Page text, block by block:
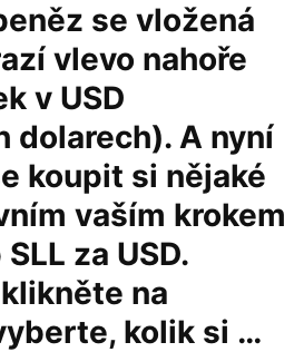
se vložená
vlevo nahoře
v USD
dolarech). A nyní
koupit si nějaké
vaším krokem
za USD.
na
kolik si …